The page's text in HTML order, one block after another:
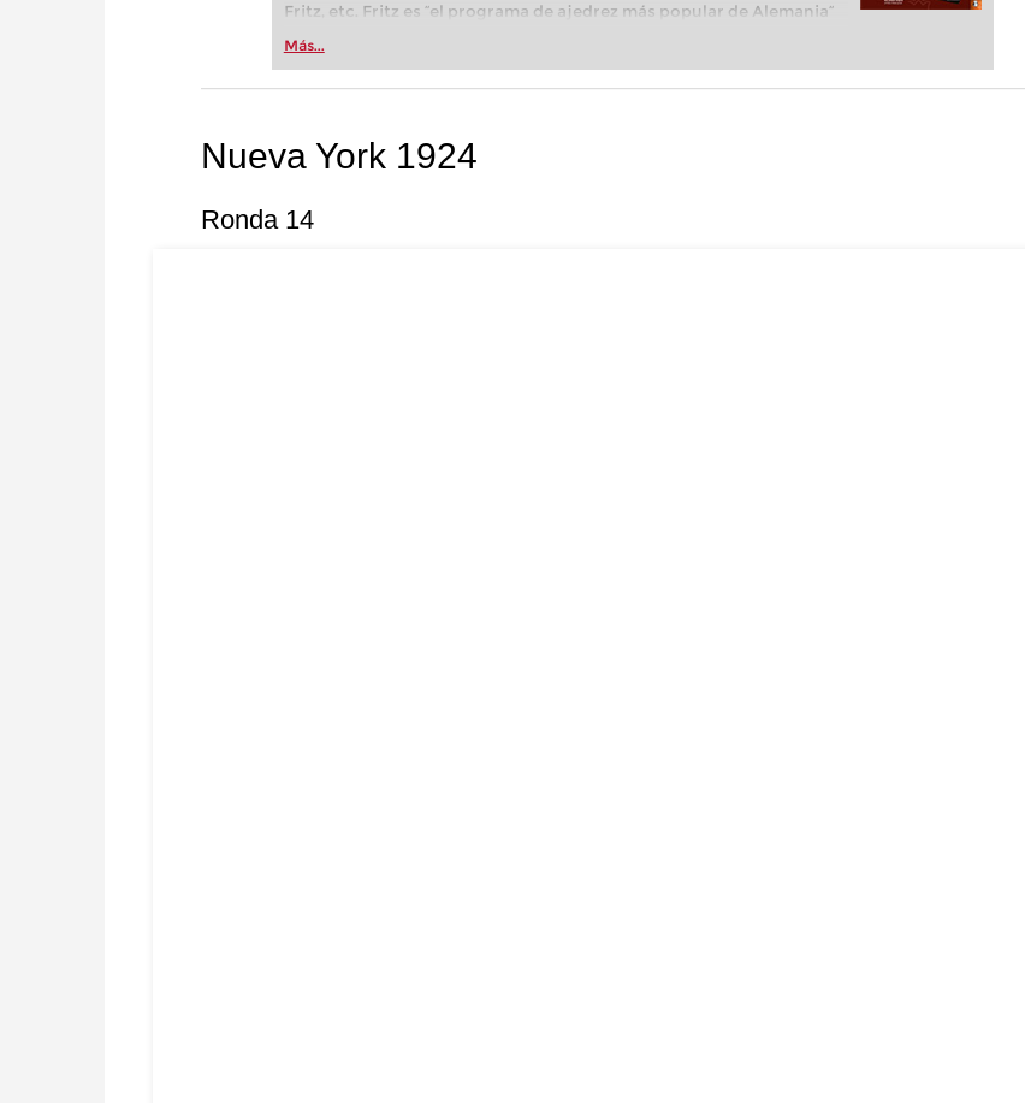
Fritz, etc. Fritz es “el programa de ajedrez más popular de Alemania”
(Der Spiegel) y ofrece todo lo que necesita el ajedrecista. La novedad
neuronal de inteligencia artificial, "Fat Fritz".
Más...
Nueva York 1924
Ronda 14